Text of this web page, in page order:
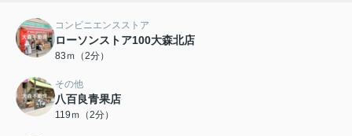
コンビニエンスストア
ローソンストア100大森北店
83ｍ（2分）
その他
八百良青果店
119ｍ（2分）